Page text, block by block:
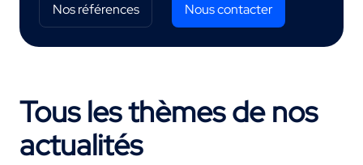
Nos références Nous contacter
Tous les thèmes de nos
actualités